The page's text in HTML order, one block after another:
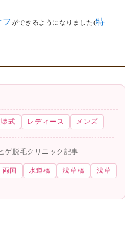
ができるようになりました(特
式 レディース メンズ
ゲ脱毛クリニック記事
両国 水道橋 浅草橋
浅草